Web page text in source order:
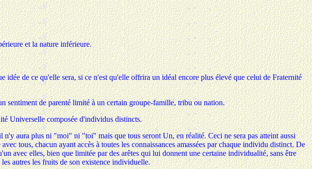
et la nature inférieure.
de ce qu'elle sera, si ce n'est qu'elle offrira un idéal encore plus élevé que celui de Fraternité
sentiment de parenté limité à un certain groupe-famille, tribu ou nation.
Universelle composée d'individus distincts.
aura plus ni "moi" ni "toi" mais que tous seront Un, en réalité. Ceci ne sera pas atteint aussi
tous, chacun ayant accès à toutes les connaissances amassées par chaque individu distinct. De
avec elles, bien que limitée par des arêtes qui lui donnent une certaine individualité, sans être
autres les fruits de son existence individuelle.